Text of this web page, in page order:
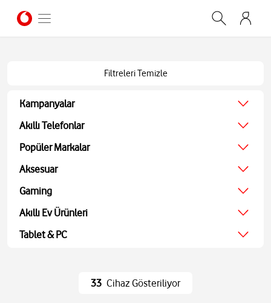
Filtreleri Temizle
Kampanyalar
Ağustos Kampanyası
Akıllı Telefonlar
Ekonomik
Ekran Koruyucu
Popüler Markalar
Apple
Xiaomi
JBL
Aksesuar
Kulaklıklar
Akıllı Saatler
Powerbank ve Şarj
Gaming
Oyun Konsolu
Oyuncu Kulaklıkları
Akıllı Ev Ürünleri
TV
Tablet & PC
33 Cihaz Gösteriliyor